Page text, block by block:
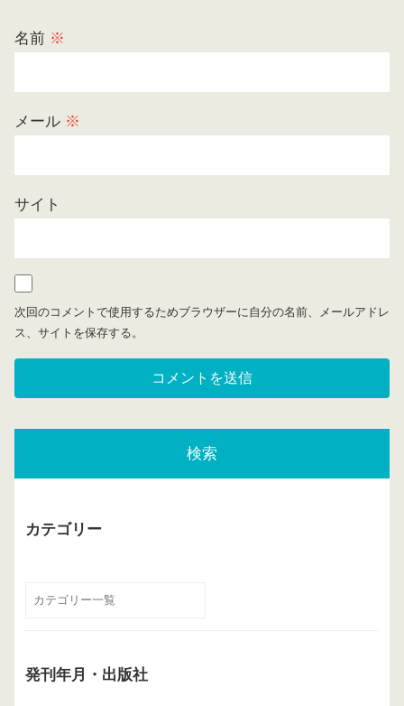
名前 ※
メール ※
サイト
次回のコメントで使用するためブラウザーに自分の名前、メールアドレ
ス、サイトを保存する。
検索
カテゴリー
発刊年月・出版社